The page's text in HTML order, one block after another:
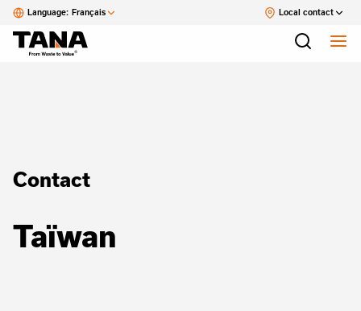
Language: Français Local contact
Contact
Taïwan